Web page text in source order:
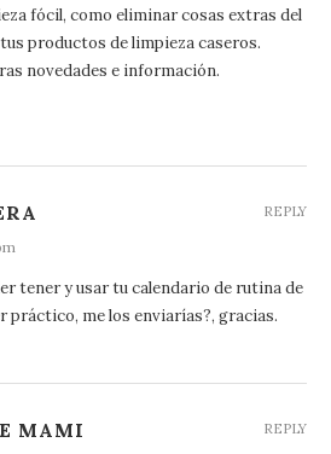
fócil, como eliminar cosas extras del
productos de limpieza caseros.
novedades e información.
tener y usar tu calendario de rutina de
práctico, me los enviarías?, gracias.
REPLY
MAMI REPLY